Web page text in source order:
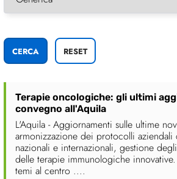
Terapie oncologiche: gli ultimi
convegno all'Aquila
L'Aquila - Aggiornamenti sulle ultime
armonizzazione dei protocolli
nazionali e internazionali, gestione
delle terapie immunologiche
temi al centro ....